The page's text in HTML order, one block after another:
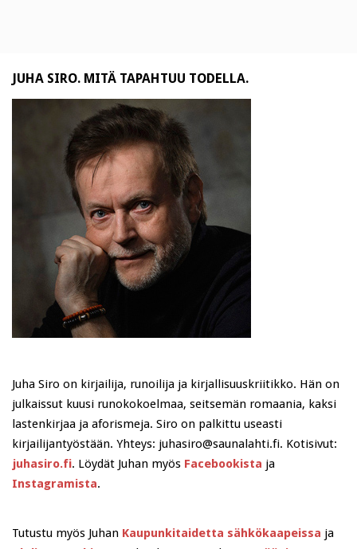
JUHA SIRO. MITÄ TAPAHTUU TODELLA.
Juha Siro on kirjailija, runoilija ja kirjallisuuskriitikko. Hän on
julkaissut kuusi runokokoelmaa, seitsemän romaania, kaksi
lastenkirjaa ja aforismeja. Siro on palkittu useasti
kirjailijantyöstään. Yhteys: juhasiro@saunalahti.fi. Kotisivut:
juhasiro.fi. Löydät Juhan myös Facebookista ja
Instagramista.
Tutustu myös Juhan Kaupunkitaidetta sähkökaapeissa ja